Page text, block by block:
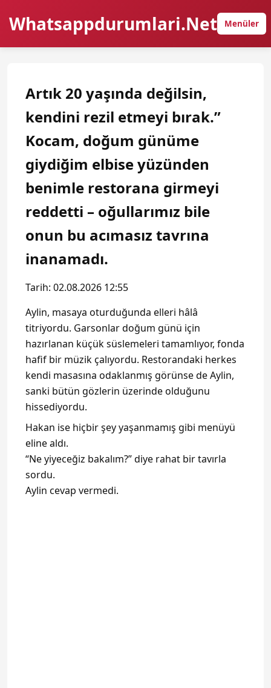
Whatsappdurumlari.Net Menüler
Artık 20 yaşında değilsin,
kendini rezil etmeyi bırak.”
Kocam, doğum günüme
giydiğim elbise yüzünden
benimle restorana girmeyi
reddetti – oğullarımız bile
onun bu acımasız tavrına
inanamadı.
Tarih: 02.08.2026 12:55
Aylin, masaya oturduğunda elleri hâlâ
titriyordu. Garsonlar doğum günü için
hazırlanan küçük süslemeleri tamamlıyor, fonda
hafif bir müzik çalıyordu. Restorandaki herkes
kendi masasına odaklanmış görünse de Aylin,
sanki bütün gözlerin üzerinde olduğunu
hissediyordu.
Hakan ise hiçbir şey yaşanmamış gibi menüyü
eline aldı.
“Ne yiyeceğiz bakalım?” diye rahat bir tavırla
sordu.
Aylin cevap vermedi.